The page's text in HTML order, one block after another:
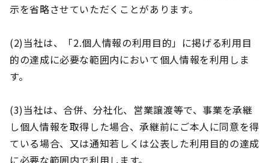
示を省略させていただくことがあります。
(2)当社は、「2.個人情報の利用目的」に掲げる利用目
的の達成に必要な範囲内において個人情報を利用しま
す。
(3)当社は、合併、分社化、営業譲渡等で、事業を承継
し個人情報を取得した場合、承継前にご本人に同意を得
ている場合、又は通知若しくは公表した利用目的の達成
に必要な範囲内で利用します。